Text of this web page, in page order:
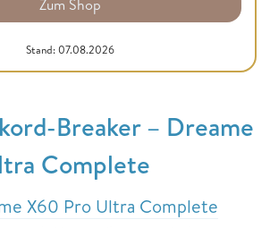
Zum Shop
Stand: 07.08.2026
Breaker – Dreame
Complete
X60 Pro Ultra Complete